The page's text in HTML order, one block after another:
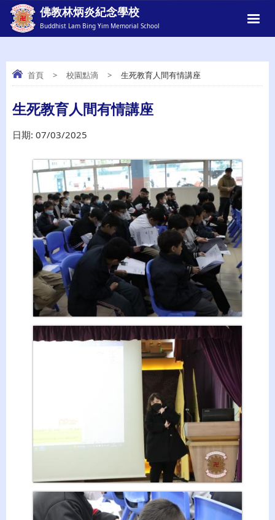
佛教林炳炎紀念學校
Buddhist Lam Bing Yim Memorial School
生死教育人間有情講座
首頁 > 校園點滴 > 生死教育人間有情講座
生死教育人間有情講座
日期: 07/03/2025